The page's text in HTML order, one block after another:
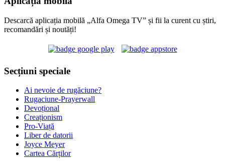
Descarcă aplicația mobilă „Alfa Omega TV” și fii la curent cu știri,
recomandări și noutăți!
Secțiuni speciale
Ai nevoie de rugăciune?
Rugaciune-Prayerwall
Devoțional
Creaționism
Pro-Viață
Liber de datorii
Joyce Meyer
Cartea Cărților